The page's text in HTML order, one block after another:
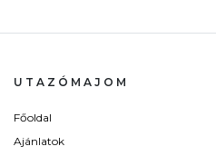
UTAZÓMAJOM
Főoldal
Ajánlatok